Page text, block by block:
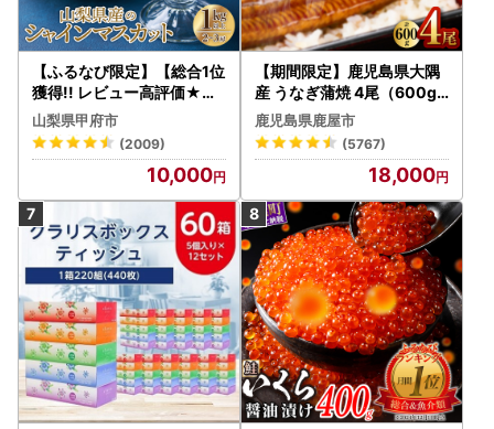
【ふるなび限定】【総合1位
獲得!! レビュー高評価★】
〈2026年度配送分〉山梨
県産 シャインマスカット 2
～3房（1.0kg以上）シャイ
ン フルーツ FN-Limited-S
P
山梨県甲府市
(2009)
10,000
【期間限定】鹿児島県大隅
産 うなぎ蒲焼 4尾（600g
） KN007-004-04-cp18
うなぎ 鰻 魚 惣菜 総菜
鹿児島県鹿屋市
(5767)
18,000